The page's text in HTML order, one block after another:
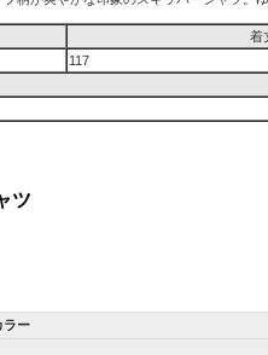
着
117
ツ
ラー